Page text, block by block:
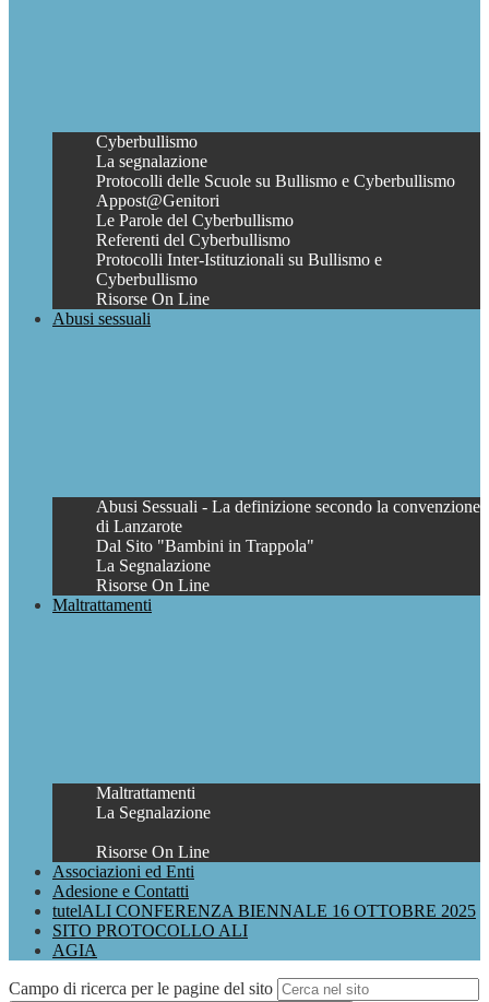
Cyberbullismo
La segnalazione
Protocolli delle Scuole su Bullismo e Cyberbullismo
Appost@Genitori
Le Parole del Cyberbullismo
Referenti del Cyberbullismo
Protocolli Inter-Istituzionali su Bullismo e
Cyberbullismo
Risorse On Line
Abusi sessuali
Abusi Sessuali - La definizione secondo la convenzione
di Lanzarote
Dal Sito "Bambini in Trappola"
La Segnalazione
Risorse On Line
Maltrattamenti
Maltrattamenti
La Segnalazione
Risorse On Line
Associazioni ed Enti
Adesione e Contatti
tutelALI CONFERENZA BIENNALE 16 OTTOBRE 2025
SITO PROTOCOLLO ALI
AGIA
Campo di ricerca per le pagine del sito